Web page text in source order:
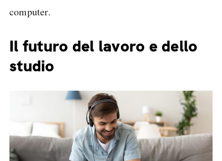
computer.
Il futuro del lavoro e dello
studio